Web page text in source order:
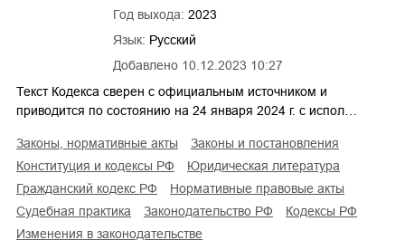
Добавлено 10.12.2023 10:27
Год выхода: 2023
Язык: Русский
Текст Кодекса сверен с официальным источником и
приводится по состоянию на 24 января 2024 г. с испол…
законы, нормативные акты
законы и постановления
конституция и кодексы РФ
юридическая литература
гражданский кодекс РФ
нормативные правовые акты
судебная практика
законодательство РФ
кодексы РФ
изменения в законодательстве